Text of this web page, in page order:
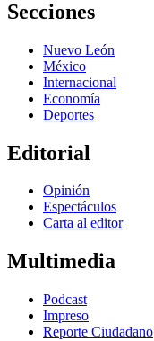
Secciones
Nuevo León
México
Internacional
Economía
Deportes
Editorial
Opinión
Espectáculos
Carta al editor
Multimedia
Podcast
Impreso
Reporte Ciudadano